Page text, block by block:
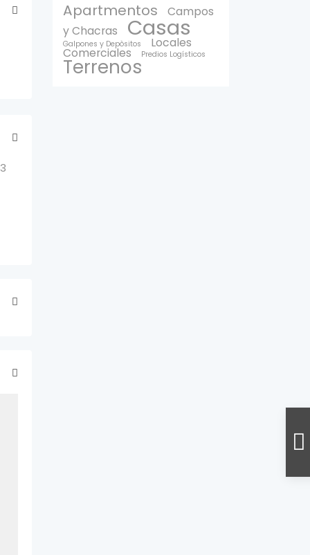
Apartmentos
Campos
y Chacras
Casas
Galpones y Depòsitos Locales
Comerciales Predios Logísticos
Terrenos